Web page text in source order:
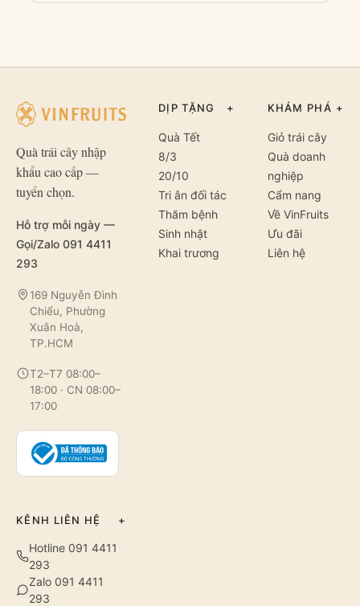
Quà trái cây nhập
khẩu cao cấp —
tuyển chọn.
Hỗ trợ mỗi ngày —
Gọi/Zalo 091 4411
293
169 Nguyễn Đình
Chiểu, Phường
Xuân Hoà,
TP.HCM
T2–T7 08:00–
18:00 · CN 08:00–
17:00
DỊP TẶNG +
Quà Tết
8/3
20/10
Tri ân đối tác
Thăm bệnh
Sinh nhật
Khai trương
KHÁM PHÁ +
Giỏ trái cây
Quà doanh
nghiệp
Cẩm nang
Về VinFruits
Ưu đãi
Liên hệ
KÊNH LIÊN HỆ +
Hotline 091 4411
293
Zalo 091 4411
293